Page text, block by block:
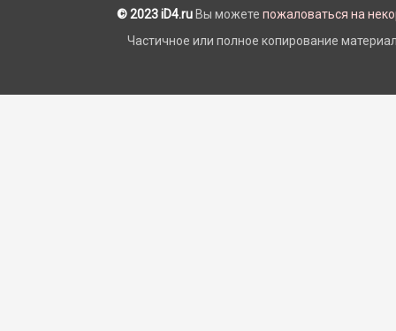
© 2023 iD4.ru Вы можете пожаловаться на
Частичное или полное копирование